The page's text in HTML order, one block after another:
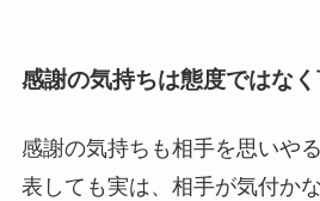
感謝の気持ちは態度ではな
感謝の気持ちも相手を思いや
表しても実は、相手が気付か